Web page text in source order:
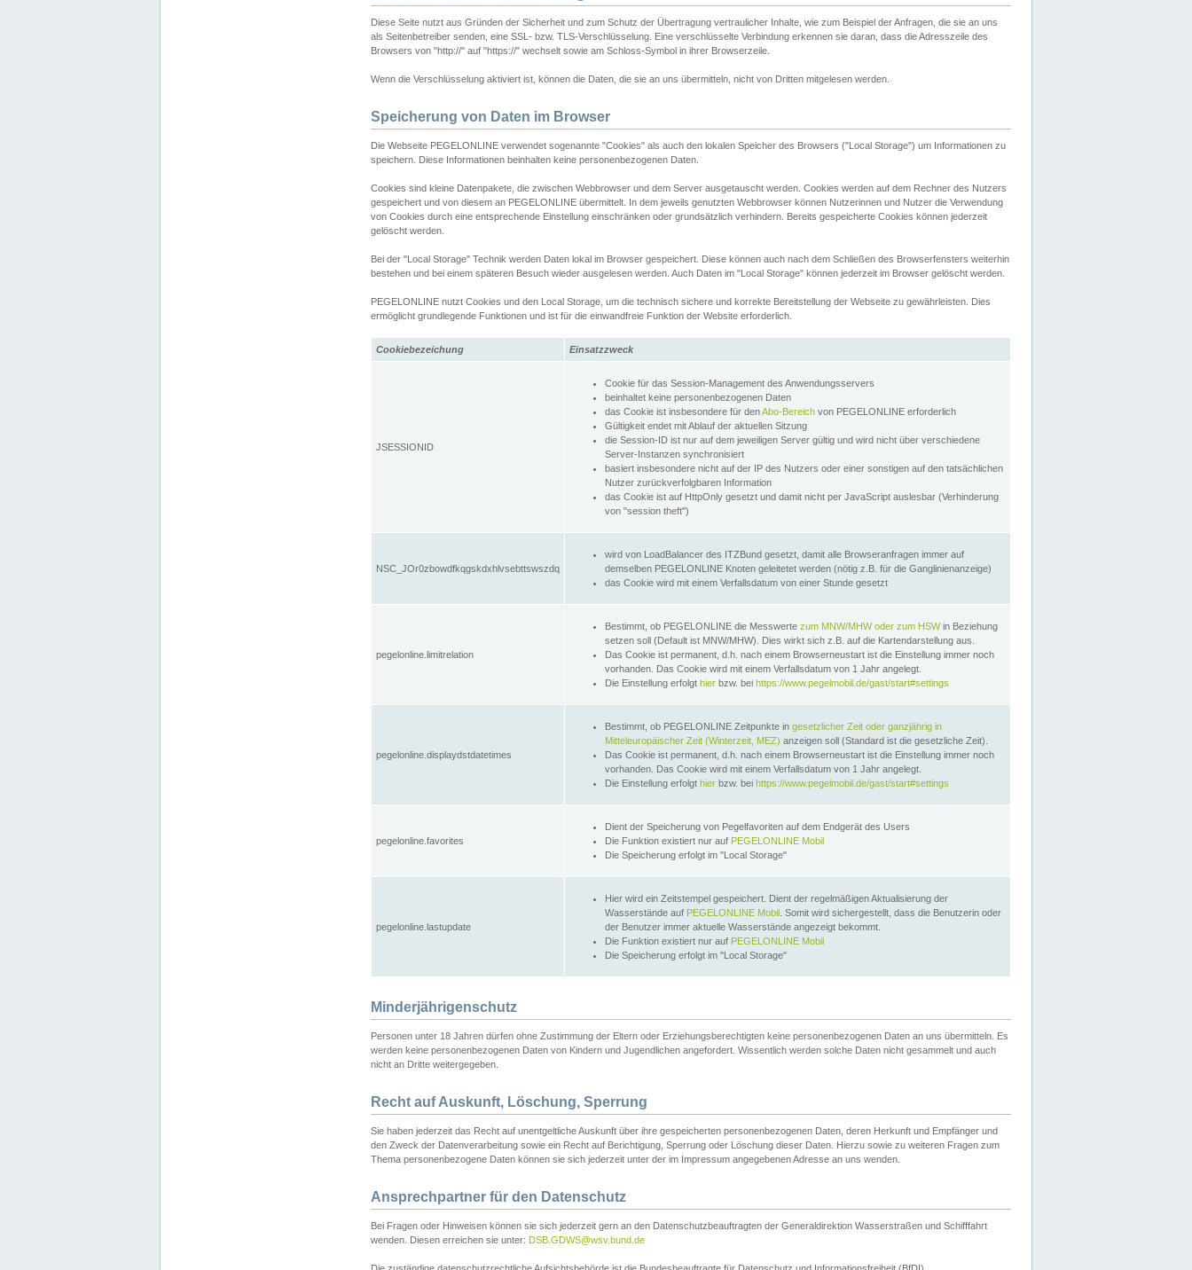
Diese Seite nutzt aus Gründen der Sicherheit und zum Schutz der Übertragung vertraulicher Inhalte, wie zum Beispiel der Anfragen, die sie an uns
als Seitenbetreiber senden, eine SSL- bzw. TLS-Verschlüsselung. Eine verschlüsselte Verbindung erkennen sie daran, dass die Adresszeile des
Browsers von "http://" auf "https://" wechselt sowie am Schloss-Symbol in ihrer Browserzeile.
Wenn die Verschlüsselung aktiviert ist, können die Daten, die sie an uns übermitteln, nicht von Dritten mitgelesen werden.
Speicherung von Daten im Browser
Die Webseite PEGELONLINE verwendet sogenannte "Cookies" als auch den lokalen Speicher des Browsers ("Local Storage") um Informationen zu
speichern. Diese Informationen beinhalten keine personenbezogenen Daten.
Cookies sind kleine Datenpakete, die zwischen Webbrowser und dem Server ausgetauscht werden. Cookies werden auf dem Rechner des Nutzers
gespeichert und von diesem an PEGELONLINE übermittelt. In dem jeweils genutzten Webbrowser können Nutzerinnen und Nutzer die Verwendung
von Cookies durch eine entsprechende Einstellung einschränken oder grundsätzlich verhindern. Bereits gespeicherte Cookies können jederzeit
gelöscht werden.
Bei der "Local Storage" Technik werden Daten lokal im Browser gespeichert. Diese können auch nach dem Schließen des Browserfensters weiterhin
bestehen und bei einem späteren Besuch wieder ausgelesen werden. Auch Daten im "Local Storage" können jederzeit im Browser gelöscht werden.
PEGELONLINE nutzt Cookies und den Local Storage, um die technisch sichere und korrekte Bereitstellung der Webseite zu gewährleisten. Dies
ermöglicht grundlegende Funktionen und ist für die einwandfreie Funktion der Website erforderlich.
Cookiebezeichung Einsatzzweck
JSESSIONID
Cookie für das Session-Management des Anwendungsservers
beinhaltet keine personenbezogenen Daten
das Cookie ist insbesondere für denAbo-Bereich von PEGELONLINE erforderlich
Gültigkeit endet mit Ablauf der aktuellen Sitzung
die Session-ID ist nur auf dem jeweiligen Server gültig und wird nicht über verschiedene
Server-Instanzen synchronisiert
basiert insbesondere nicht auf der IP des Nutzers oder einer sonstigen auf den tatsächlichen
Nutzer zurückverfolgbaren Information
das Cookie ist auf HttpOnly gesetzt und damit nicht per JavaScript auslesbar (Verhinderung
von "session theft")
NSC_JOr0zbowdfkqgskdxhlvsebttswszdq
wird von LoadBalancer des ITZBund gesetzt, damit alle Browseranfragen immer auf
demselben PEGELONLINE Knoten geleitetet werden (nötig z.B. für die Ganglinienanzeige)
das Cookie wird mit einem Verfallsdatum von einer Stunde gesetzt
pegelonline.limitrelation
Bestimmt, ob PEGELONLINE die Messwerte zum MNW/MHW oder zum HSWin Beziehung
setzen soll (Default ist MNW/MHW). Dies wirkt sich z.B. auf die Kartendarstellung aus.
Das Cookie ist permanent, d.h. nach einem Browserneustart ist die Einstellung immer noch
vorhanden. Das Cookie wird mit einem Verfallsdatum von 1 Jahr angelegt.
Die Einstellung erfolgt hier bzw. bei https://www.pegelmobil.de/gast/start#settings
pegelonline.displaydstdatetimes
Bestimmt, ob PEGELONLINE Zeitpunkte in gesetzlicher Zeit oder ganzjährig in
Mitteleuropäischer Zeit (Winterzeit, MEZ) anzeigen soll (Standard ist die gesetzliche Zeit).
Das Cookie ist permanent, d.h. nach einem Browserneustart ist die Einstellung immer noch
vorhanden. Das Cookie wird mit einem Verfallsdatum von 1 Jahr angelegt.
Die Einstellung erfolgt hier bzw. bei https://www.pegelmobil.de/gast/start#settings
pegelonline.favorites
Dient der Speicherung von Pegelfavoriten auf dem Endgerät des Users
Die Funktion existiert nur auf PEGELONLINE Mobil
Die Speicherung erfolgt im "Local Storage"
pegelonline.lastupdate
Hier wird ein Zeitstempel gespeichert. Dient der regelmäßigen Aktualisierung der
Wasserstände auf PEGELONLINE Mobil . Somit wird sichergestellt, dass die Benutzerin oder
der Benutzer immer aktuelle Wasserstände angezeigt bekommt.
Die Funktion existiert nur auf PEGELONLINE Mobil
Die Speicherung erfolgt im "Local Storage"
Minderjährigenschutz
Personen unter 18 Jahren dürfen ohne Zustimmung der Eltern oder Erziehungsberechtigten keine personenbezogenen Daten an uns übermitteln. Es
werden keine personenbezogenen Daten von Kindern und Jugendlichen angefordert. Wissentlich werden solche Daten nicht gesammelt und auch
nicht an Dritte weitergegeben.
Recht auf Auskunft, Löschung, Sperrung
Sie haben jederzeit das Recht auf unentgeltliche Auskunft über ihre gespeicherten personenbezogenen Daten, deren Herkunft und Empfänger und
den Zweck der Datenverarbeitung sowie ein Recht auf Berichtigung, Sperrung oder Löschung dieser Daten. Hierzu sowie zu weiteren Fragen zum
Thema personenbezogene Daten können sie sich jederzeit unter der im Impressum angegebenen Adresse an uns wenden.
Ansprechpartner für den Datenschutz
Bei Fragen oder Hinweisen können sie sich jederzeit gern an den Datenschutzbeauftragten der Generaldirektion Wasserstraßen und Schifffahrt
wenden. Diesen erreichen sie unter: DSB.GDWS@wsv.bund.de